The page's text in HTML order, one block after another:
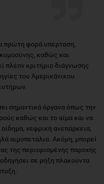
πρώτη φορά υπέρταση,
καθώς και
πλέον κριτήριο διάγνωσης
του Αμερικάνικου
σημαντικά όργανα όπως την
καθώς και το αίμα και να
νεφρική ανεπάρκεια,
αιμοπετάλια. Ακόμη, μπορεί
της περιορισμένης παροχής
σε ρήξη πλακούντα